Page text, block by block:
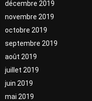
décembre 2019
novembre 2019
octobre 2019
septembre 2019
août 2019
juillet 2019
juin 2019
mai 2019